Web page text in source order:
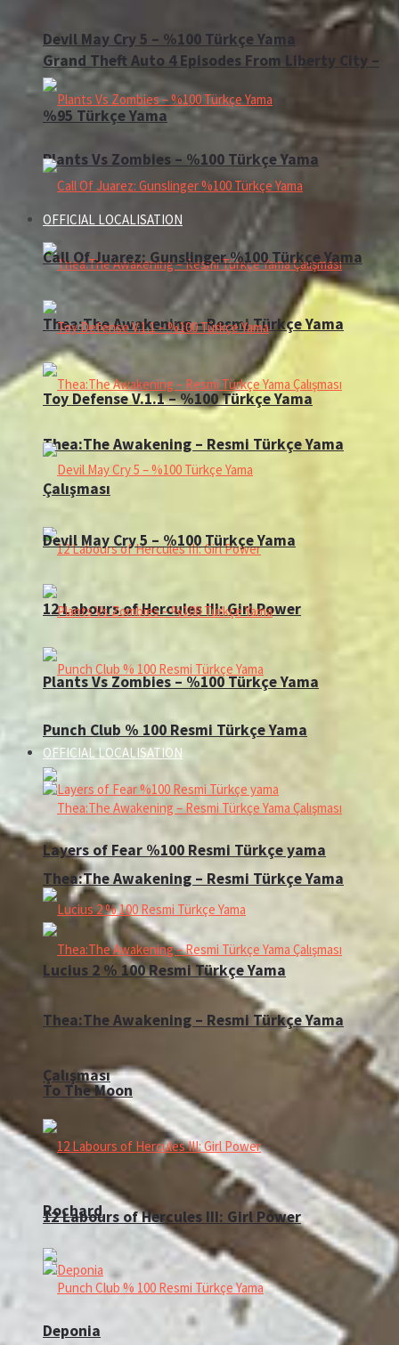
Devil May Cry 5 – %100 Türkçe Yama
Plants Vs Zombies – %100 Türkçe Yama
OFFICIAL LOCALISATION
Thea:The Awakening – Resmi Türkçe Yama
Thea:The Awakening – Resmi Türkçe Yama
Çalışması
12 Labours of Hercules III: Girl Power
Punch Club % 100 Resmi Türkçe Yama
Layers of Fear %100 Resmi Türkçe yama
Lucius 2 % 100 Resmi Türkçe Yama
To The Moon
Rochard
Deponia
Grand Theft Auto 4 Episodes From Liberty City –
%95 Türkçe Yama
Call Of Juarez: Gunslinger %100 Türkçe Yama
Toy Defense V.1.1 – %100 Türkçe Yama
Devil May Cry 5 – %100 Türkçe Yama
Plants Vs Zombies – %100 Türkçe Yama
OFFICIAL LOCALISATION
Thea:The Awakening – Resmi Türkçe Yama
Thea:The Awakening – Resmi Türkçe Yama
Çalışması
12 Labours of Hercules III: Girl Power